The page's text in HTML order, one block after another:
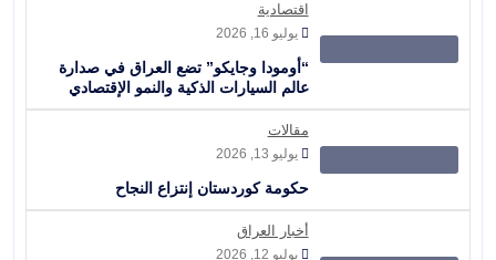
اقتصادية
يوليو 16, 2026
“أومودا وجايكو” تضع العراق في صدارة
عالم السيارات الذكية والنمو الإقتصادي
مقالات
يوليو 13, 2026
حكومة كوردستان إنتزاع النجاح
أخبار العراق
يوليو 12, 2026